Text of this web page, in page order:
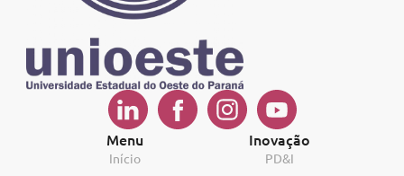
Menu
Início
Inovação
PD&I